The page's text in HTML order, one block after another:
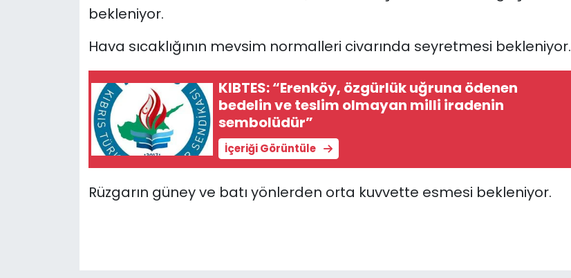
bekleniyor.
Hava sıcaklığının mevsim normalleri civarında seyretmesi bekleniyor.
KIBTES: “Erenköy, özgürlük uğruna ödenen
bedelin ve teslim olmayan milli iradenin
sembolüdür”
İçeriği Görüntüle
Rüzgarın güney ve batı yönlerden orta kuvvette esmesi bekleniyor.
Video Galeri